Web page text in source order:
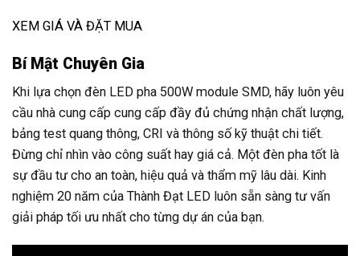
XEM GIÁ VÀ ĐẶT MUA
Bí Mật Chuyên Gia
Khi lựa chọn đèn LED pha 500W module SMD, hãy luôn yêu
cầu nhà cung cấp cung cấp đầy đủ chứng nhận chất lượng,
bảng test quang thông, CRI và thông số kỹ thuật chi tiết.
Đừng chỉ nhìn vào công suất hay giá cả. Một đèn pha tốt là
sự đầu tư cho an toàn, hiệu quả và thẩm mỹ lâu dài. Kinh
nghiệm 20 năm của Thành Đạt LED luôn sẵn sàng tư vấn
giải pháp tối ưu nhất cho từng dự án của bạn.